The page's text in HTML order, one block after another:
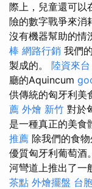
際上，兒童還可以
險的數字戰爭來消
沒有機器幫助的情
棒 網路行銷 我們
製成的。 陸資來台
廳的Aquincum
供傳統的匈牙利美
薦 外燴 新竹 對於
是一種真正的美食
推薦 除我們的食
優質匈牙利葡萄酒
河彎道上推出了一
茶點 外燴擺盤 台